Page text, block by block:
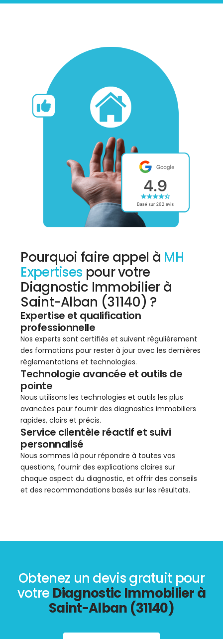
Pourquoi faire appel à MH
Expertises pour votre
Diagnostic Immobilier à
Saint-Alban (31140) ?
Expertise et qualification
professionnelle
Nos experts sont certifiés et suivent régulièrement
des formations pour rester à jour avec les dernières
réglementations et technologies.
Technologie avancée et outils de
pointe
Nous utilisons les technologies et outils les plus
avancées pour fournir des diagnostics immobiliers
rapides, clairs et précis.
Service clientèle réactif et suivi
personnalisé
Nous sommes là pour répondre à toutes vos
questions, fournir des explications claires sur
chaque aspect du diagnostic, et offrir des conseils
et des recommandations basés sur les résultats.
Obtenez un devis gratuit pour
votre Diagnostic Immobilier à
Saint-Alban (31140)